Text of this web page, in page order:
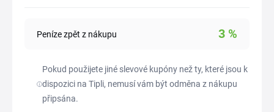
Peníze zpět z nákupu 3 %
Pokud použijete jiné slevové kupóny než ty, které jsou k
dispozici na Tipli, nemusí vám být odměna z nákupu
připsána.